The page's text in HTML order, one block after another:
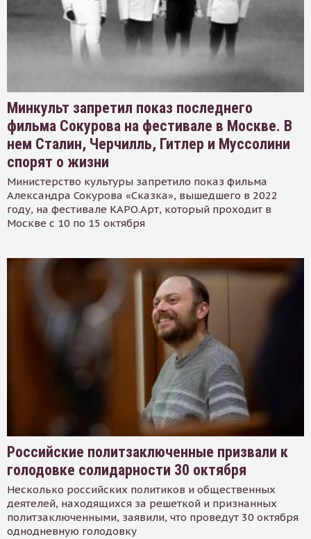
Минкульт запретил показ последнего
фильма Сокурова на фестивале в Москве. В
нем Сталин, Черчилль, Гитлер и Муссолини
спорят о жизни
Министерство культуры запретило показ фильма
Александра Сокурова «Сказка», вышедшего в 2022
году, на фестивале КАРО.Арт, который проходит в
Москве с 10 по 15 октября
Российские политзаключенные призвали к
голодовке солидарности 30 октября
Несколько российских политиков и общественных
деятелей, находящихся за решеткой и признанных
политзаключенными, заявили, что проведут 30 октября
однодневную голодовку